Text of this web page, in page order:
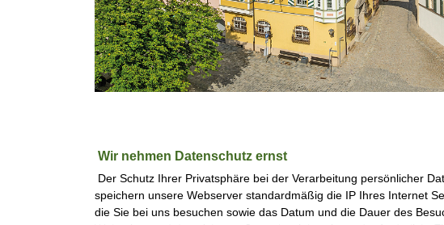
Wir nehmen Datenschutz ernst
Der Schutz Ihrer Privatsphäre bei der Verarbeitung persönlicher
speichern unsere Webserver standardmäßig die IP Ihres Internet
die Sie bei uns besuchen sowie das Datum und die Dauer des